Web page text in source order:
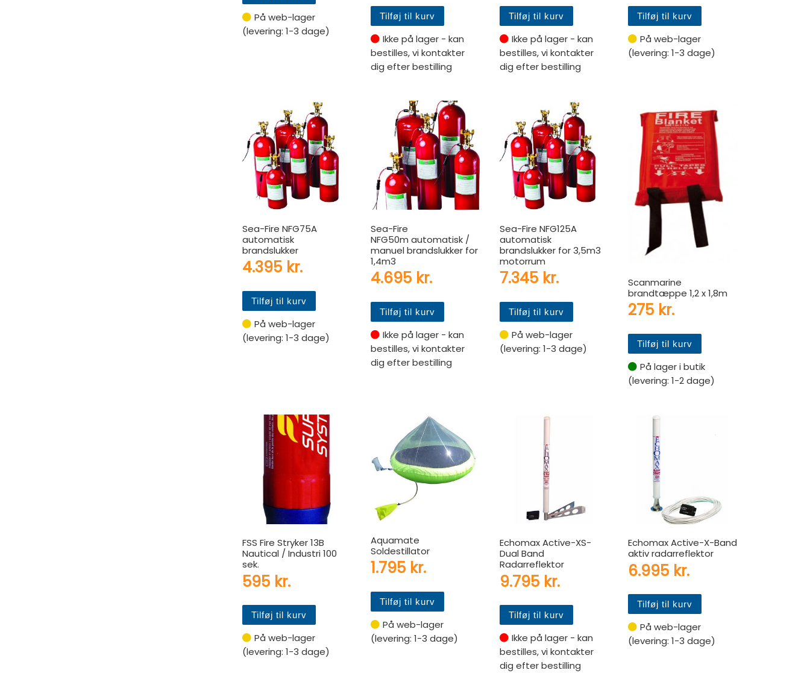
På web-lager
(levering: 1-3 dage)
Tilføj til kurv
Ikke på lager - kan
bestilles, vi kontakter
dig efter bestilling
Tilføj til kurv
Ikke på lager - kan
bestilles, vi kontakter
dig efter bestilling
Tilføj til kurv
På web-lager
(levering: 1-3 dage)
Sea-Fire NFG75A
automatisk
brandslukker
4.395 kr.
Tilføj til kurv
På web-lager
(levering: 1-3 dage)
Sea-Fire
NFG50m automatisk /
manuel brandslukker for
1,4m3
4.695 kr.
Tilføj til kurv
Ikke på lager - kan
bestilles, vi kontakter
dig efter bestilling
Sea-Fire NFG125A
automatisk
brandslukker for 3,5m3
motorrum
7.345 kr.
Tilføj til kurv
På web-lager
(levering: 1-3 dage)
Scanmarine
brandtæppe 1,2 x 1,8m
275 kr.
Tilføj til kurv
På lager i butik
(levering: 1-2 dage)
FSS Fire Stryker 13B
Nautical / Industri 100
sek.
595 kr.
Tilføj til kurv
På web-lager
(levering: 1-3 dage)
Aquamate
Soldestillator
1.795 kr.
Tilføj til kurv
På web-lager
(levering: 1-3 dage)
Echomax Active-XS-
Dual Band
Radarreflektor
9.795 kr.
Tilføj til kurv
Ikke på lager - kan
bestilles, vi kontakter
dig efter bestilling
Echomax Active-X-Band
aktiv radarreflektor
6.995 kr.
Tilføj til kurv
På web-lager
(levering: 1-3 dage)